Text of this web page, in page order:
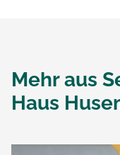
Mehr aus
Haus